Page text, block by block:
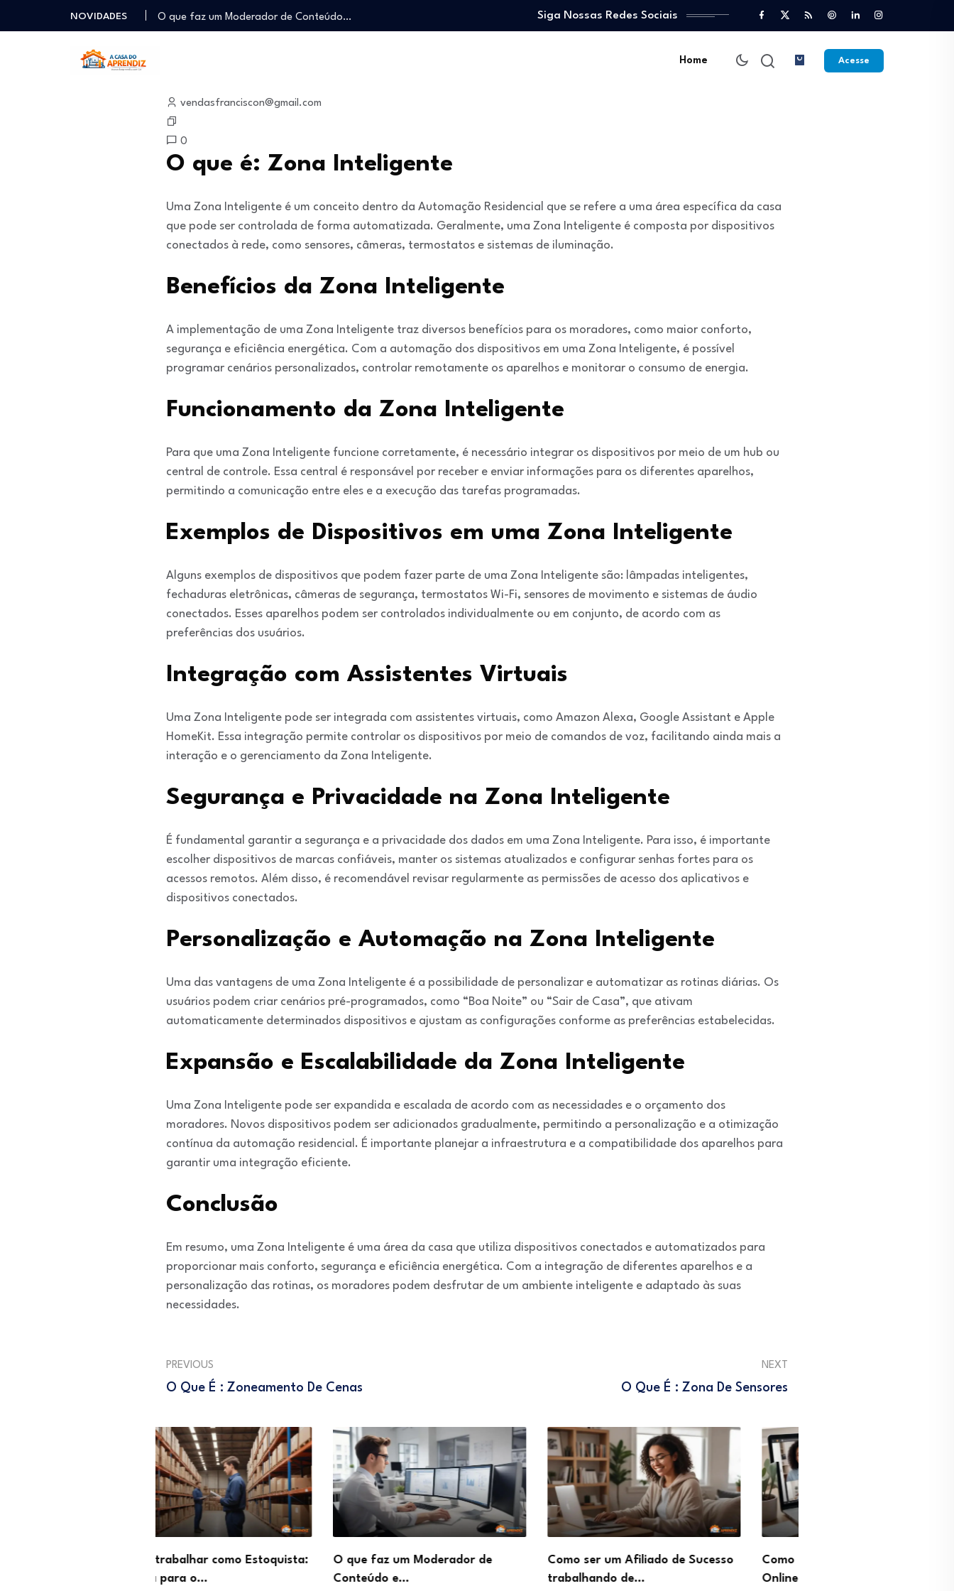
NOVIDADES
O que faz um Moderador de Conteúdo…
Como ser um Afiliado de Sucesso trabalhando…
O que faz um Moderador de Conteúdo…
Como ser um Afiliado de Sucesso trabalhando…
Como dar Aulas Particulares Online e viver…
Siga Nossas Redes Sociais
Home Acesse
vendasfranciscon@gmail.com
0
O que é: Zona Inteligente
Uma Zona Inteligente é um conceito dentro da Automação Residencial que se refere a uma área específica da casa
que pode ser controlada de forma automatizada. Geralmente, uma Zona Inteligente é composta por dispositivos
conectados à rede, como sensores, câmeras, termostatos e sistemas de iluminação.
Benefícios da Zona Inteligente
A implementação de uma Zona Inteligente traz diversos benefícios para os moradores, como maior conforto,
segurança e eficiência energética. Com a automação dos dispositivos em uma Zona Inteligente, é possível
programar cenários personalizados, controlar remotamente os aparelhos e monitorar o consumo de energia.
Funcionamento da Zona Inteligente
Para que uma Zona Inteligente funcione corretamente, é necessário integrar os dispositivos por meio de um hub ou
central de controle. Essa central é responsável por receber e enviar informações para os diferentes aparelhos,
permitindo a comunicação entre eles e a execução das tarefas programadas.
Exemplos de Dispositivos em uma Zona Inteligente
Alguns exemplos de dispositivos que podem fazer parte de uma Zona Inteligente são: lâmpadas inteligentes,
fechaduras eletrônicas, câmeras de segurança, termostatos Wi-Fi, sensores de movimento e sistemas de áudio
conectados. Esses aparelhos podem ser controlados individualmente ou em conjunto, de acordo com as
preferências dos usuários.
Integração com Assistentes Virtuais
Uma Zona Inteligente pode ser integrada com assistentes virtuais, como Amazon Alexa, Google Assistant e Apple
HomeKit. Essa integração permite controlar os dispositivos por meio de comandos de voz, facilitando ainda mais a
interação e o gerenciamento da Zona Inteligente.
Segurança e Privacidade na Zona Inteligente
É fundamental garantir a segurança e a privacidade dos dados em uma Zona Inteligente. Para isso, é importante
escolher dispositivos de marcas confiáveis, manter os sistemas atualizados e configurar senhas fortes para os
acessos remotos. Além disso, é recomendável revisar regularmente as permissões de acesso dos aplicativos e
dispositivos conectados.
Personalização e Automação na Zona Inteligente
Uma das vantagens de uma Zona Inteligente é a possibilidade de personalizar e automatizar as rotinas diárias. Os
usuários podem criar cenários pré-programados, como “Boa Noite” ou “Sair de Casa”, que ativam
automaticamente determinados dispositivos e ajustam as configurações conforme as preferências estabelecidas.
Expansão e Escalabilidade da Zona Inteligente
Uma Zona Inteligente pode ser expandida e escalada de acordo com as necessidades e o orçamento dos
moradores. Novos dispositivos podem ser adicionados gradualmente, permitindo a personalização e a otimização
contínua da automação residencial. É importante planejar a infraestrutura e a compatibilidade dos aparelhos para
garantir uma integração eficiente.
Conclusão
Em resumo, uma Zona Inteligente é uma área da casa que utiliza dispositivos conectados e automatizados para
proporcionar mais conforto, segurança e eficiência energética. Com a integração de diferentes aparelhos e a
personalização das rotinas, os moradores podem desfrutar de um ambiente inteligente e adaptado às suas
necessidades.
PREVIOUS
O Que É : Zoneamento De Cenas
NEXT
O Que É : Zona De Sensores
O que faz um Moderador de
Conteúdo e…
Como ser um Afiliado de Sucesso
trabalhando de…
Como dar Aulas Particulares
Online e viver do…